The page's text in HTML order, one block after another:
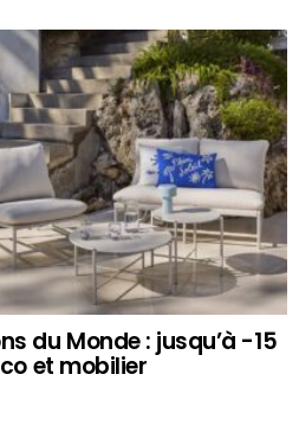
du Monde : jusqu’à -15
et mobilier